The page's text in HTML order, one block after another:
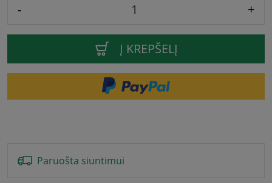
- +
Į KREPŠELĮ
Paruošta siuntimui